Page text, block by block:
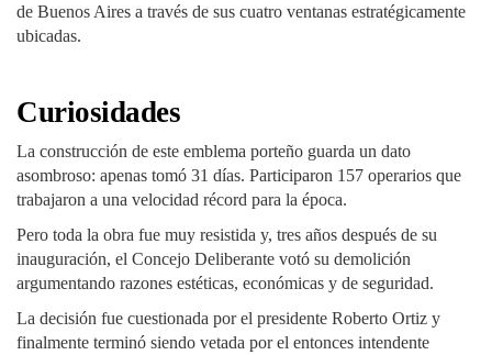
de Buenos Aires a través de sus cuatro ventanas estratégicamente
ubicadas.
Curiosidades
La construcción de este emblema porteño guarda un dato
asombroso: apenas tomó 31 días. Participaron 157 operarios que
trabajaron a una velocidad récord para la época.
Pero toda la obra fue muy resistida y, tres años después de su
inauguración, el Concejo Deliberante votó su demolición
argumentando razones estéticas, económicas y de seguridad.
La decisión fue cuestionada por el presidente Roberto Ortiz y
finalmente terminó siendo vetada por el entonces intendente